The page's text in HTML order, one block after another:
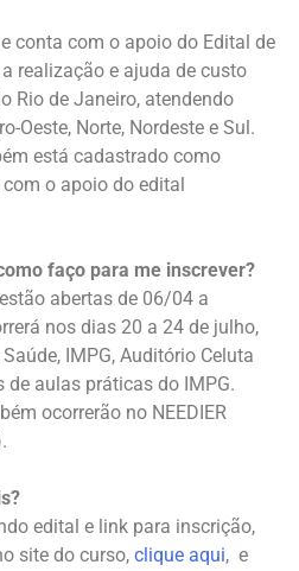
conta com o apoio do Edital de
realização e ajuda de custo
Rio de Janeiro, atendendo
Oeste, Norte, Nordeste e Sul.
está cadastrado como
o apoio do edital
faço para me inscrever?
abertas de 06/04 a
nos dias 20 a 24 de julho,
IMPG, Auditório Celuta
de aulas práticas do IMPG.
ocorrerão no NEEDIER
edital e link para inscrição,
site do curso, clique aqui, e